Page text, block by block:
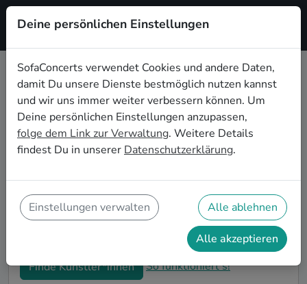
Registrieren
Dein Klassische
Wohnzimmerkonzert in Lübeck
Buche Klassische Bands und Musiker*innen für Dein
Wohnzimmerkonzert in Lübeck! Unsere Live-Acts
Bühne. Auf SofaConcerts findest Du professionelle
Klassische Live-Acts, die genau zu Deinen
Vorstellungen und Deinem Wohnzimmerkonzert
Finde Künstler*innen So funktioniert's!
Deine persönlichen Einstellungen
SofaConcerts verwendet Cookies und andere Daten,
damit Du unsere Dienste bestmöglich nutzen kannst
und wir uns immer weiter verbessern können. Um
Deine persönlichen Einstellungen anzupassen,
folge dem Link zur Verwaltung. Weitere Details
findest Du in unserer Datenschutzerklärung.
Einstellungen verwalten Alle ablehnen
Alle akzeptieren